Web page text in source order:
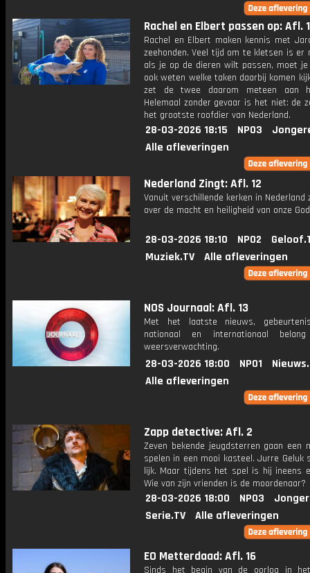
Rachel en Elbert passen op: Afl. 1
Rachel en Elbert maken kennis met
zeehonden. Veel tijd om te kletsen is er
als je op de dieren wilt passen, moet
ook weten welke taken daarbij komen
zet de twee daarom meteen aan
Helemaal zonder gevaar is het niet: de
het grootste roofdier van Nederland.
28-03-2026 18:15 NPO3
Alle afleveringen
Nederland Zingt: Afl. 12
Vanuit verschillende kerken in Nederland
over de macht en heiligheid van onze
28-03-2026 18:10 NPO2
Muziek.TV
Alle afleveringen
NOS Journaal: Afl. 13
Met het laatste nieuws,
nationaal en internationaal
weersverwachting.
28-03-2026 18:00 NPO1
Alle afleveringen
Zapp detective: Afl. 2
Zeven bekende jeugdsterren gaan een
spelen in een mooi kasteel. Jurre Geluk
lijk. Maar tijdens het spel is hij ineens
Wie van zijn vrienden is de moordenaar?
28-03-2026 18:00 NPO3
Serie.TV
Alle afleveringen
EO Metterdaad: Afl. 16
Sinds het begin van de oorlog in